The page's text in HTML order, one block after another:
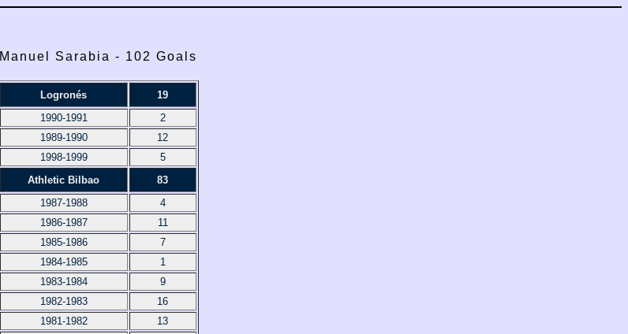
Manuel Sarabia - 102 Goals
Logronés
19
1990-1991
2
1989-1990
12
1998-1999
5
Athletic Bilbao
83
1987-1988
4
1986-1987
11
1985-1986
7
1984-1985
1
1983-1984
9
1982-1983
16
1981-1982
13